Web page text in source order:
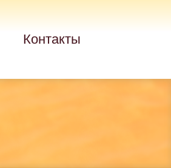
Контакты